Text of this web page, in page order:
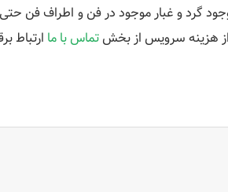
گرد و غبار موجود در فن و اطراف فن
هزینه سرویس از بخشتماس با ما ارتباط